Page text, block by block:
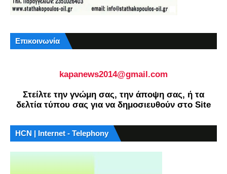
Επικοινωνία
kapanews2014@gmail.com
Στείλτε την γνώμη σας, την άποψη σας, ή τα
δελτία τύπου σας για να δημοσιευθούν στο Site
HCN | Internet - Telephony